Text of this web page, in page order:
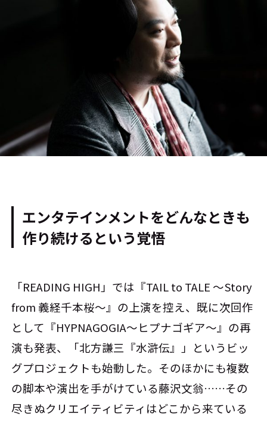
エンタテインメントをどんなときも
作り続けるという覚悟
「READING HIGH」では『TAIL to TALE ～Story
from 義経千本桜～』の上演を控え、既に次回作
として『HYPNAGOGIA～ヒプナゴギア～』の再
演も発表、「北方謙三『水滸伝』」というビッ
グプロジェクトも始動した。そのほかにも複数
の脚本や演出を手がけている藤沢文翁……その
尽きぬクリエイティビティはどこから来ている